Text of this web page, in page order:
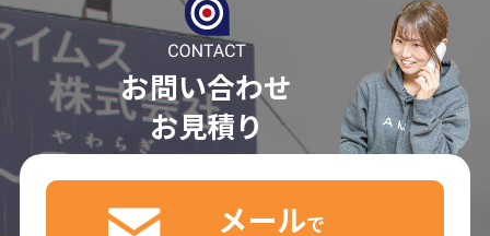
お問い合わせ
お見積り
メールで